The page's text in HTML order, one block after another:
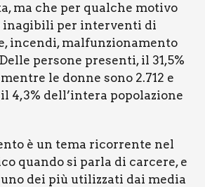
ma che per qual­che moti­vo
ina­gi­bi­li per inter­ven­ti di
incen­di, mal­fun­zio­na­men­to
per­so­ne pre­sen­ti, il 31,5%
le don­ne sono 2.712 e
4,3% dell’intera popo­la­zio­ne
è un tema ricor­ren­te nel
quan­do si par­la di car­ce­re, e
dei più uti­liz­za­ti dai media